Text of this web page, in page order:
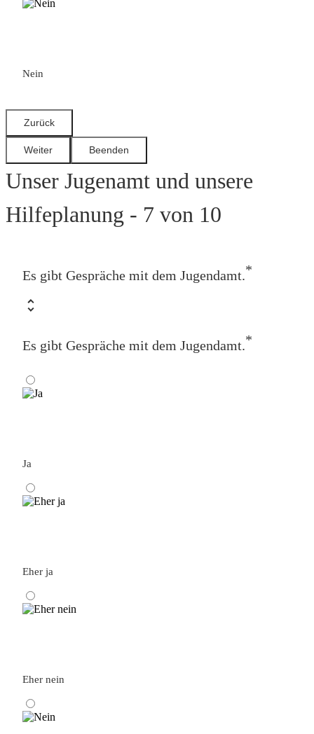
Nein
Unser Jugenamt und unsere
Hilfeplanung - 7 von 10
Es gibt Gespräche mit dem Jugendamt.*
Es gibt Gespräche mit dem Jugendamt.*
Ja
Eher ja
Eher nein